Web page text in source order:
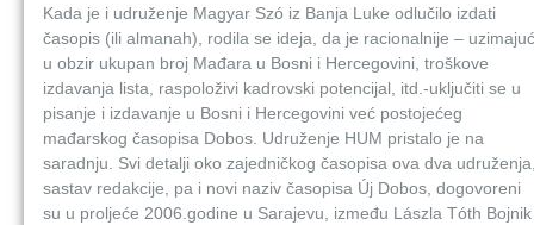
Kada je i udruženje Magyar Szó iz Banja Luke odlučilo izdati
časopis (ili almanah), rodila se ideja, da je racionalnije –
u obzir ukupan broj Mađara u Bosni i Hercegovini, troškove
izdavanja lista, raspoloživi kadrovski potencijal, itd.-uključiti se u
pisanje i izdavanje u Bosni i Hercegovini već postojećeg
mađarskog časopisa Dobos. Udruženje HUM pristalo je na
saradnju. Svi detalji oko zajedničkog časopisa ova dva
sastav redakcije, pa i novi naziv časopisa Új Dobos, dogovoreni
su u proljeće 2006.godine u Sarajevu, između Lászla Tóth Bojnik